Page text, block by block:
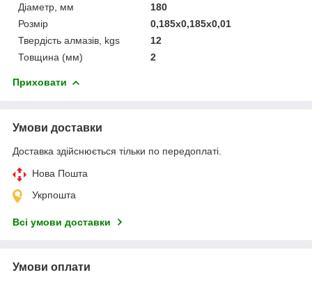
Діаметр, мм
180
Розмір
0,185x0,185x0,01
Твердість алмазів, kgs
12
Товщина (мм)
2
Приховати
Умови доставки
Доставка здійснюється тільки по передоплаті.
Нова Пошта
Укрпошта
Всі умови доставки
Умови оплати